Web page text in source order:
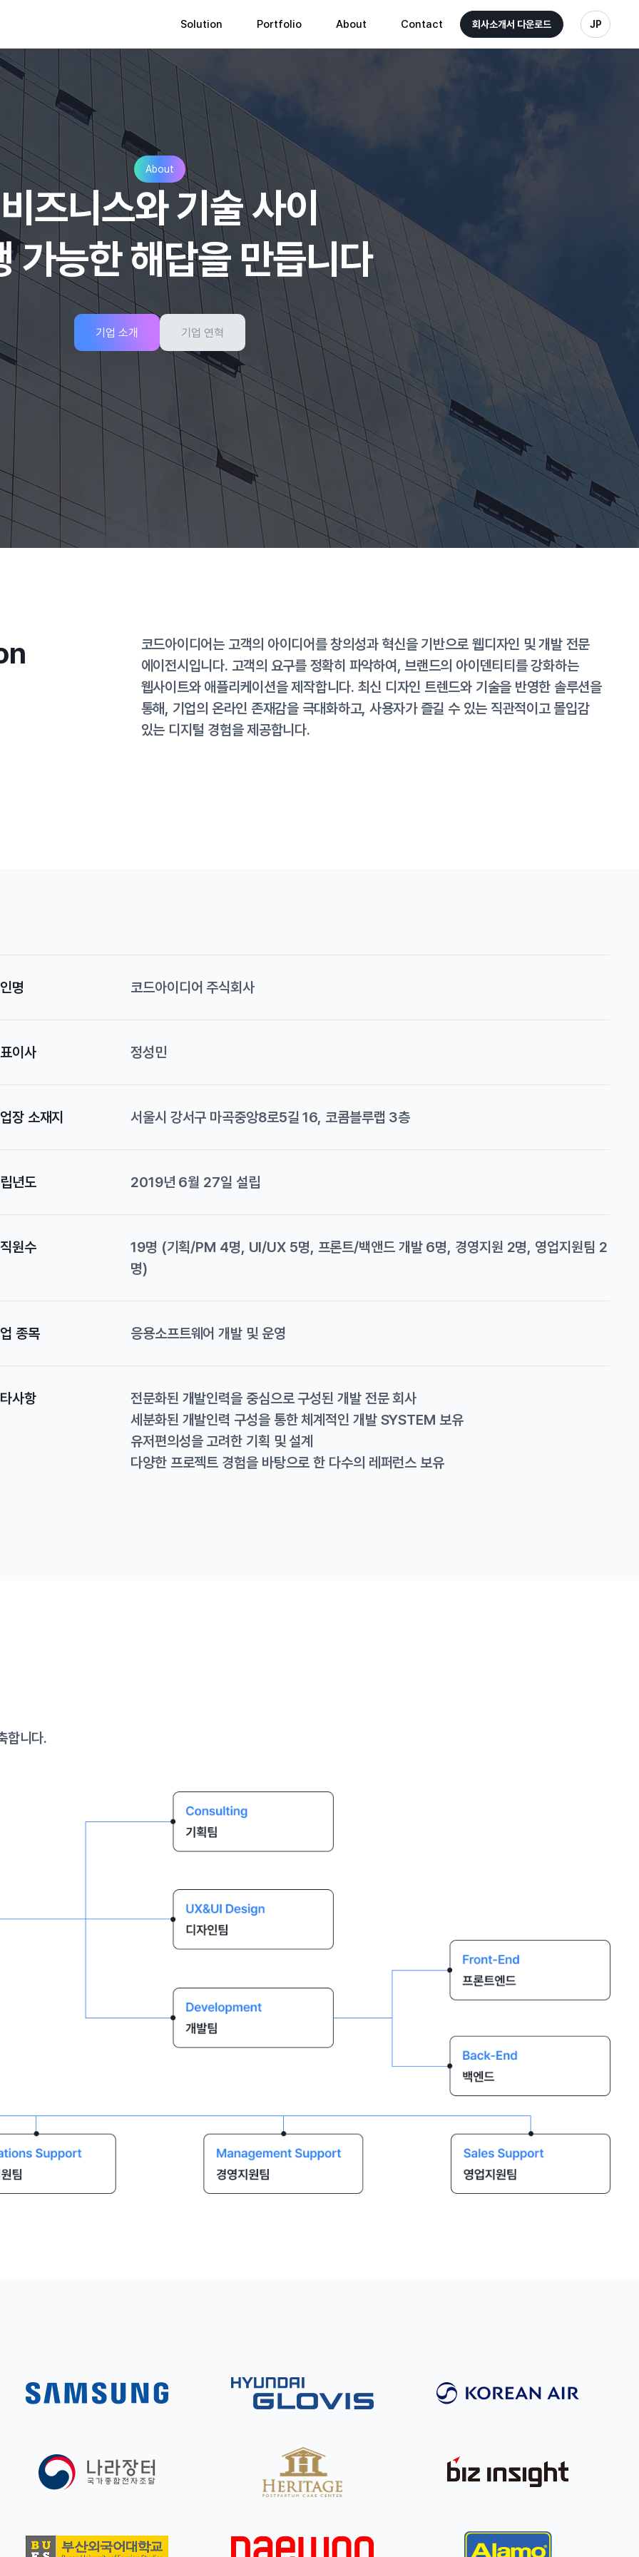
Solution Portfolio About Contact 회사소개서 다운로드 JP
About
비즈니스와 기술 사이
가능한 해답을 만듭니다
기업 소개 기업 연혁
코드아이디어는 고객의 아이디어를 창의성과 혁신을 기반으로 웹디자인 및 개발 전문
에이전시입니다. 고객의 요구를 정확히 파악하여, 브랜드의 아이덴티티를 강화하는
웹사이트와 애플리케이션을 제작합니다. 최신 디자인 트렌드와 기술을 반영한 솔루션을
통해, 기업의 온라인 존재감을 극대화하고, 사용자가 즐길 수 있는 직관적이고 몰입감
있는 디지털 경험을 제공합니다.
명 코드아이디어 주식회사
이사 정성민
장 소재지 서울시 강서구 마곡중앙8로5길 16, 코콤블루랩 3층
년도 2019년 6월 27일 설립
원수
19명 (기획/PM 4명, UI/UX 5명, 프론트/백앤드 개발 6명, 경영지원 2명, 영업지원팀 2
명)
종목 응용소프트웨어 개발 및 운영
사항
전문화된 개발인력을 중심으로 구성된 개발 전문 회사
세분화된 개발인력 구성을 통한 체계적인 개발 SYSTEM 보유
유저편의성을 고려한 기획 및 설계
다양한 프로젝트 경험을 바탕으로 한 다수의 레퍼런스 보유
합니다.